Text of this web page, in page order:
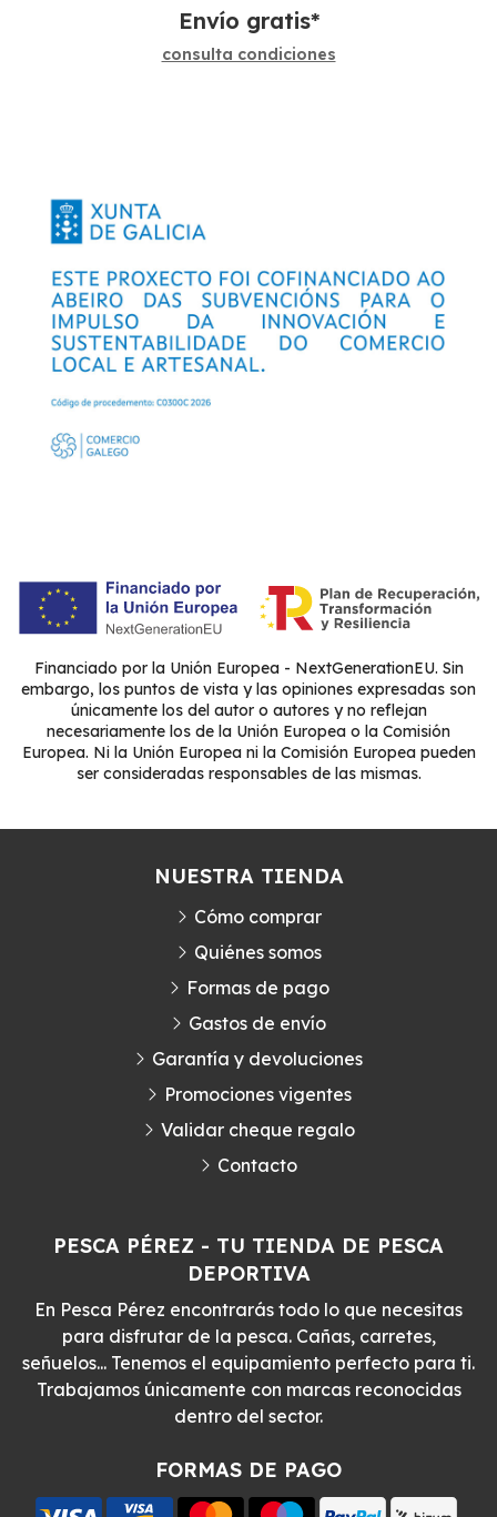
Envío gratis*
consulta condiciones
Financiado por la Unión Europea - NextGenerationEU. Sin
embargo, los puntos de vista y las opiniones expresadas son
únicamente los del autor o autores y no reflejan
necesariamente los de la Unión Europea o la Comisión
Europea. Ni la Unión Europea ni la Comisión Europea pueden
ser consideradas responsables de las mismas.
PESCA PÉREZ - TU TIENDA DE PESCA
DEPORTIVA
En Pesca Pérez encontrarás todo lo que necesitas
para disfrutar de la pesca. Cañas, carretes,
señuelos... Tenemos el equipamiento perfecto para ti.
Trabajamos únicamente con marcas reconocidas
dentro del sector.
FORMAS DE PAGO
NUESTRA TIENDA
Cómo comprar
Quiénes somos
Formas de pago
Gastos de envío
Garantía y devoluciones
Promociones vigentes
Validar cheque regalo
Contacto